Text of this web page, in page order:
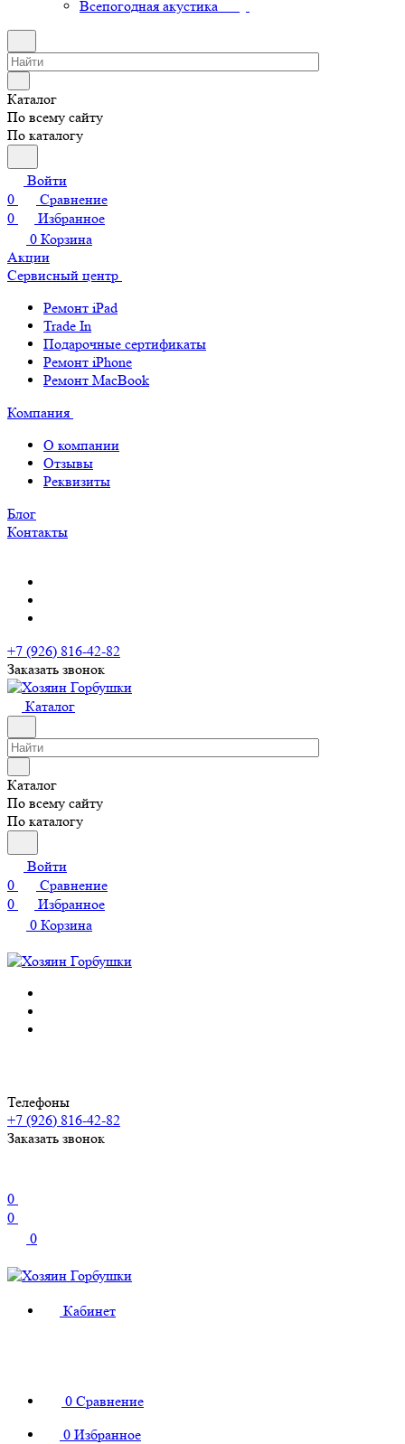
Всепогодная акустика
Каталог
По всему сайту
По каталогу
Войти
0
Сравнение
0
Избранное
0 Корзина
Акции
Сервисный центр
Ремонт iPad
Trade In
Подарочные сертификаты
Ремонт iPhone
Ремонт MacBook
Компания
О компании
Отзывы
Реквизиты
Блог
Контакты
+7 (926) 816-42-82
Заказать звонок
Каталог
Каталог
По всему сайту
По каталогу
Войти
0
Сравнение
0
Избранное
0 Корзина
Телефоны
+7 (926) 816-42-82
Заказать звонок
0
0
0
Кабинет
0 Сравнение
0 Избранное